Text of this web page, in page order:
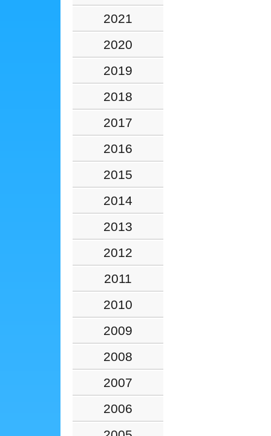
2021
2020
2019
2018
2017
2016
2015
2014
2013
2012
2011
2010
2009
2008
2007
2006